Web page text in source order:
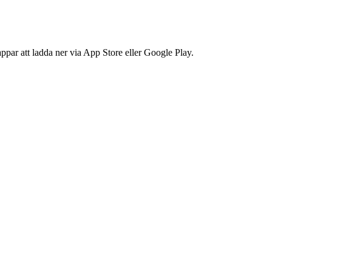
att ladda ner via App Store eller Google Play.